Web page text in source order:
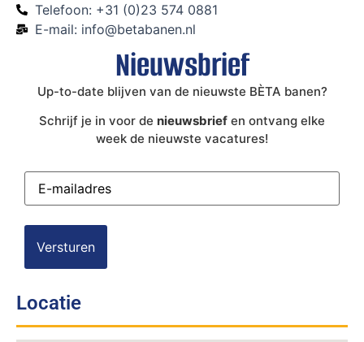
Telefoon: +31 (0)23 574 0881
E-mail: info@betabanen.nl
Nieuwsbrief
Up-to-date blijven van de nieuwste BÈTA banen?
Schrijf je in voor de nieuwsbrief en ontvang elke
week de nieuwste vacatures!
E-
mailadres(Vereist)
Locatie